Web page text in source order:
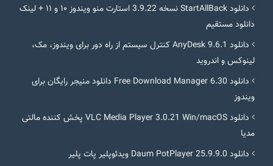
دانلود StartAllBack نسخه 3.9.22 استارت منو ویندوز ۱۰ و ۱۱ + لینک
دانلود مستقیم
دانلود AnyDesk 9.6.1 کنترل سیستم از راه دور برای ویندوز، مک،
لینوکس و اندروید
دانلود Free Download Manager 6.30 دانلود منیجر رایگان برای
ویندوز
دانلود VLC Media Player 3.0.21 Win/macOS پخش کننده مالتی
مدیا
دانلود Daum PotPlayer 25.9.9.0 ویدئوپلیر پات پلیر